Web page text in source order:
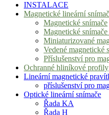
INSTALACE
Magnetické lineární
Magnetické snímače
Magnetické
Miniaturizované
Vedené magnetické
Příslušenství pro
Ochranné hliníkové profily
Lineární magnetické
příslušenství pro
Optické lineární snímače
Řada KA
Řada H